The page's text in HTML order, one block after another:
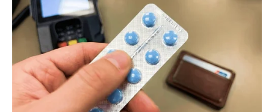
Spaßbäder, Freizeitbäder und einige Badestrände
in Mecklenburg-Vorpommern:
Erlebniswelt SPLASH
Mit Badelandschaft, Indoor-Spielplatz,
Saunabereich, SPA, Fitnessangeboten